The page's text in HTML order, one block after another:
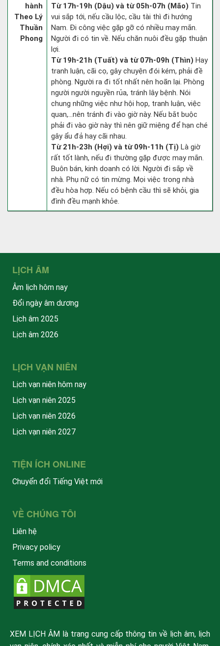
hành
Theo Lý
Thuần
Phong
Từ 17h-19h (Dậu) và từ 05h-07h (Mão) Tin
vui sắp tới, nếu cầu lộc, cầu tài thì đi hướng
Nam. Đi công việc gặp gỡ có nhiều may mắn.
Người đi có tin về. Nếu chăn nuôi đều gặp thuận
lợi.
Từ 19h-21h (Tuất) và từ 07h-09h (Thìn) Hay
tranh luận, cãi cọ, gây chuyện đói kém, phải đề
phòng. Người ra đi tốt nhất nên hoãn lại. Phòng
người người nguyền rủa, tránh lây bệnh. Nói
chung những việc như hội họp, tranh luận, việc
quan,…nên tránh đi vào giờ này. Nếu bắt buộc
phải đi vào giờ này thì nên giữ miệng để hạn ché
gây ẩu đả hay cãi nhau.
Từ 21h-23h (Hợi) và từ 09h-11h (Tị) Là giờ
rất tốt lành, nếu đi thường gặp được may mắn.
Buôn bán, kinh doanh có lời. Người đi sắp về
nhà. Phụ nữ có tin mừng. Mọi việc trong nhà
đều hòa hợp. Nếu có bệnh cầu thì sẽ khỏi, gia
đình đều mạnh khỏe.
LỊCH ÂM
Âm lịch hôm nay
Đổi ngày âm dương
Lịch âm 2025
Lịch âm 2026
LỊCH VẠN NIÊN
Lịch vạn niên hôm nay
Lịch vạn niên 2025
Lịch vạn niên 2026
Lịch vạn niên 2027
TIỆN ÍCH ONLINE
Chuyển đổi Tiếng Việt mới
VỀ CHÚNG TÔI
Liên hệ
Privacy policy
Terms and conditions
XEM LỊCH ÂM là trang cung cấp thông tin về lịch âm, lịch